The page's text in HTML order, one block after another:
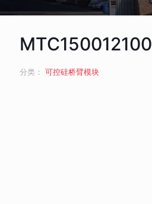
MTC150012100
分类： 可控硅桥臂模块